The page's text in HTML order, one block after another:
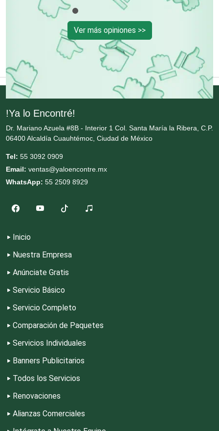
Conversiones Automotrices
Copiadoras
Cortinas, Persianas y Alfombras
Cremerías y Salchichonerías
Cristalerías
Dentistas
Deportes
Desarrollo de Software
Desperdicios Industriales
Ver más opiniones >>
!Ya lo Encontré!
Dr. Mariano Azuela #8B - Interior 1 Col. Santa María la Ribera, C.P.
06400 Alcaldía Cuauhtémoc, Ciudad de México
Tel: 55 3092 0909
Email: ventas@yaloencontre.mx
WhatsApp: 55 2509 8929
Inicio
Nuestra Empresa
Anúnciate Gratis
Servicio Básico
Servicio Completo
Comparación de Paquetes
Servicios Individuales
Banners Publicitarios
Todos los Servicios
Renovaciones
Alianzas Comerciales